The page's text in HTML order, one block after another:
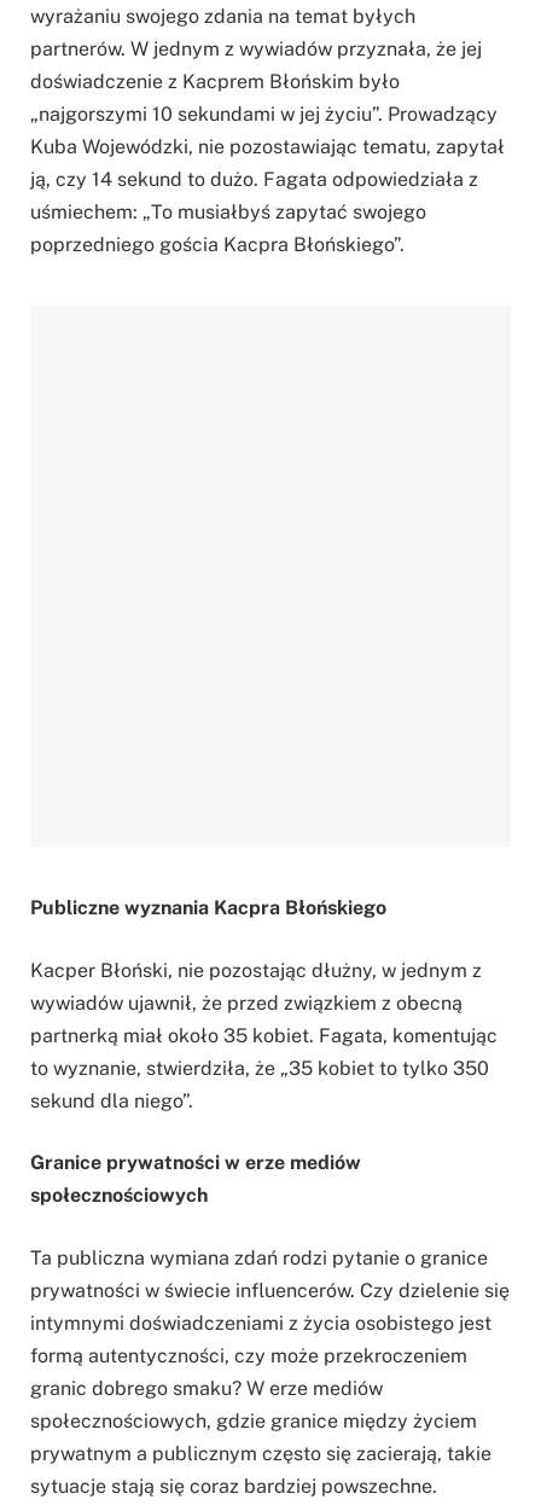
wyrażaniu swojego zdania na temat byłych
partnerów. W jednym z wywiadów przyznała, że jej
doświadczenie z Kacprem Błońskim było
„najgorszymi 10 sekundami w jej życiu”. Prowadzący
Kuba Wojewódzki, nie pozostawiając tematu, zapytał
ją, czy 14 sekund to dużo. Fagata odpowiedziała z
uśmiechem: „To musiałbyś zapytać swojego
poprzedniego gościa Kacpra Błońskiego”.
Publiczne wyznania Kacpra Błońskiego
Kacper Błoński, nie pozostając dłużny, w jednym z
wywiadów ujawnił, że przed związkiem z obecną
partnerką miał około 35 kobiet. Fagata, komentując
to wyznanie, stwierdziła, że „35 kobiet to tylko 350
sekund dla niego”.
Granice prywatności w erze mediów
społecznościowych
Ta publiczna wymiana zdań rodzi pytanie o granice
prywatności w świecie influencerów. Czy dzielenie się
intymnymi doświadczeniami z życia osobistego jest
formą autentyczności, czy może przekroczeniem
granic dobrego smaku? W erze mediów
społecznościowych, gdzie granice między życiem
prywatnym a publicznym często się zacierają, takie
sytuacje stają się coraz bardziej powszechne.